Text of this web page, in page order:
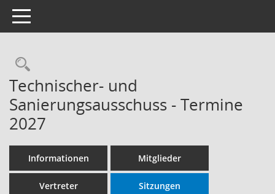
Toggle navigation
Rechercheauswahl
Technischer- und
Sanierungsausschuss - Termine
2027
Informationen Mitglieder
Vertreter Sitzungen